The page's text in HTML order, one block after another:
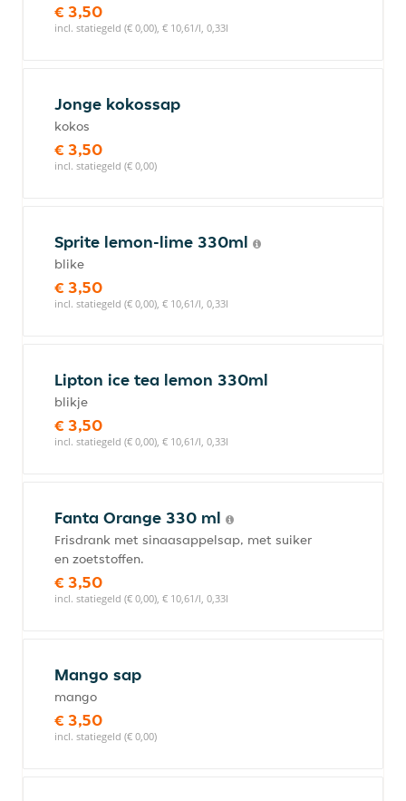
€ 3,50
incl. statiegeld (€ 0,00), € 10,61/l, 0,33l
Jonge kokossap
kokos
€ 3,50
incl. statiegeld (€ 0,00)
Sprite lemon-lime 330ml
blike
€ 3,50
incl. statiegeld (€ 0,00), € 10,61/l, 0,33l
Lipton ice tea lemon 330ml
blikje
€ 3,50
incl. statiegeld (€ 0,00), € 10,61/l, 0,33l
Fanta Orange 330 ml
Frisdrank met sinaasappelsap, met suiker
en zoetstoffen.
€ 3,50
incl. statiegeld (€ 0,00), € 10,61/l, 0,33l
Mango sap
mango
€ 3,50
incl. statiegeld (€ 0,00)